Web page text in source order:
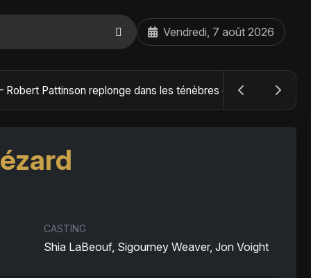
Vendredi, 7 août 2026
The Batman : Part II – Robert Pattinson replonge dans les ténèbres de Gotham dès octobre 2027
CASTING
Shia LaBeouf, Sigourney Weaver, Jon Voight